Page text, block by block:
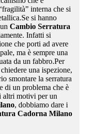
interna che si
si hanno
Cambio Serratura
Infatti si
che porti ad avere
ma è sempre una
da un fabbro.Per
una ispezione,
smontare la serratura
di un problema che è
altri motivi per un
, dobbiamo dare i
Cadorna Milano